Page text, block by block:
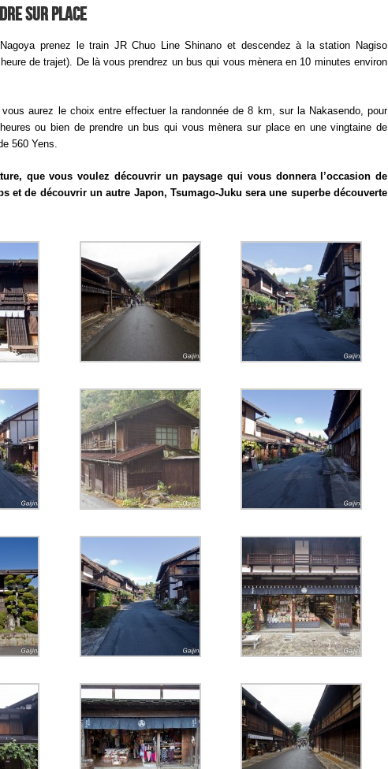
sur place
prenez le train JR Chuo Line Shinano et descendez à la station Nagiso
de trajet). De là vous prendrez un bus qui vous mènera en 10 minutes environ
vous aurez le choix entre effectuer la randonnée de 8 km, sur la Nakasendo, pour
ou bien de prendre un bus qui vous mènera sur place en une vingtaine de
560 Yens.
que vous voulez découvrir un paysage qui vous donnera l’occasion de
et de découvrir un autre Japon, Tsumago-Juku sera une superbe découverte